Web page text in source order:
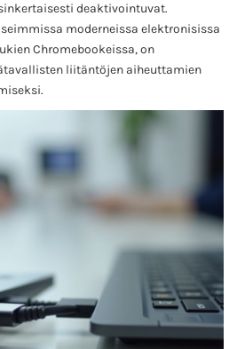
deaktivointuvat.
moderneissa elektronisissa
Chromebookeissa, on
liitäntöjen aiheuttamien